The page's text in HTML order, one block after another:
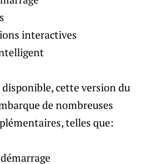
interactives
disponible, cette version du
de nombreuses
telles que: